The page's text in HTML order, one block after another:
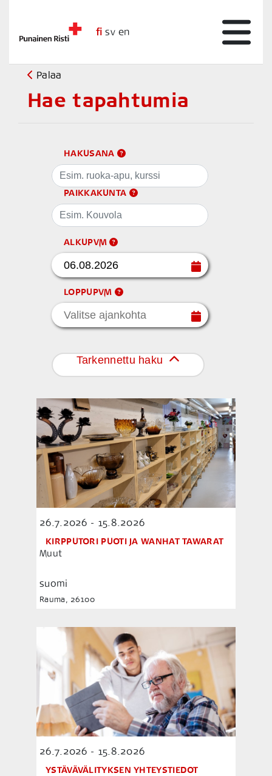
fi sv en
Palaa
Hae tapahtumia
HAKUSANA
PAIKKAKUNTA
ALKUPVM
LOPPUPVM
Tarkennettu haku
26.7.2026 - 15.8.2026
KIRPPUTORI PUOTI JA WANHAT TAWARAT
Muut
suomi
Rauma, 26100
26.7.2026 - 15.8.2026
YSTÄVÄVÄLITYKSEN YHTEYSTIEDOT